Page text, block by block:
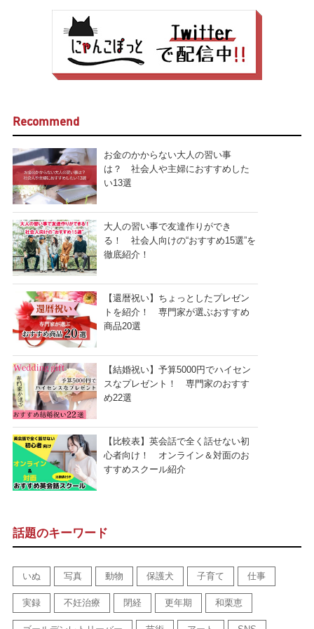
Recommend
お金のかからない大人の習い事
は？ 社会人や主婦におすすめした
い13選
大人の習い事で友達作りができ
る！ 社会人向けの“おすすめ15選”を
徹底紹介！
【還暦祝い】ちょっとしたプレゼン
トを紹介！ 専門家が選ぶおすすめ
商品20選
【結婚祝い】予算5000円でハイセン
スなプレゼント！ 専門家のおすす
め22選
【比較表】英会話で全く話せない初
心者向け！ オンライン＆対面のお
すすめスクール紹介
話題のキーワード
いぬ 写真 動物 保護犬 子育て 仕事
実録 不妊治療 閉経 更年期 和栗恵